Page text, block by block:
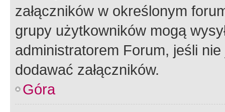
załączników w określonym
grupy użytkowników mogą
administratorem Forum, jeśli
dodawać załączników.
Góra